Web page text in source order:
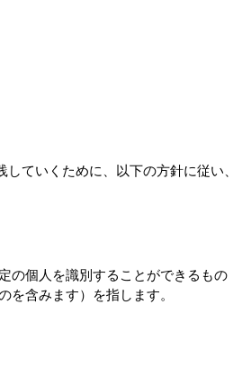
ていくために、以下の方針に従い、
の個人を識別することができるもの
を含みます）を指します。